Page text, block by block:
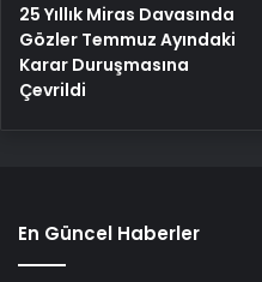
25 Yıllık Miras Davasında
Gözler Temmuz Ayındaki
Karar Duruşmasına
Çevrildi
En Güncel Haberler